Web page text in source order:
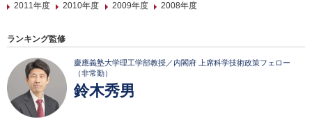
2011年度
2010年度 2009年度 2008年度
ランキング監修
慶應義塾大学理工学部教授／内閣府 上席科学技術政策フェロー
（非常勤）
鈴木秀男